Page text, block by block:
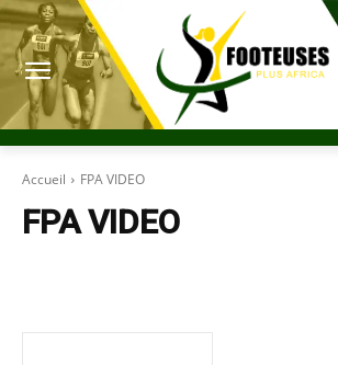
Accueil FPA VIDEO
FPA VIDEO